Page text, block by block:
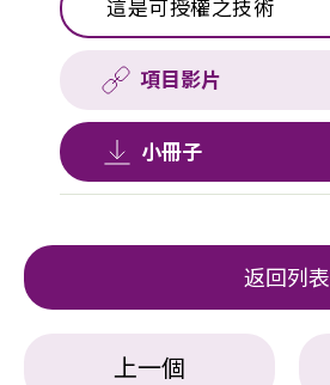
這是可授權之技術
項目影片
小冊子
返回列表
上一個